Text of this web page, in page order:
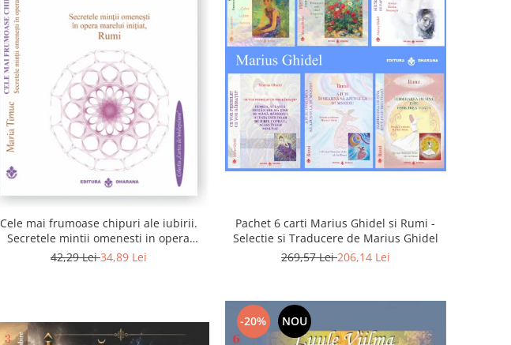
Cele mai frumoase chipuri ale iubirii.
Secretele mintii omenesti in opera
marelui initiat, Rumi
42,29 Lei34,89 Lei
Pachet 6 carti Marius Ghidel si Rumi -
Selectie si Traducere de Marius Ghidel
269,57 Lei206,14 Lei
-20% NOU